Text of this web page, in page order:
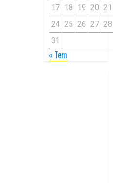
17 18 19 20 21
24 25 26 27 28
31
« Tem